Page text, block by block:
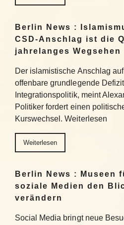
Berlin News :
CSD-Anschlag ist die
jahrelanges Wegsehen
Der islamistische Anschlag
offenbare grundlegende
Integrationspolitik, meint
Politiker fordert einen
Kurswechsel. Weiterlesen
Weiterlesen
Berlin News : Museen
soziale Medien den
verändern
Social Media bringt neue